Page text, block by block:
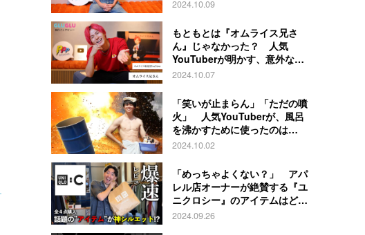
2024.10.09
もともとは『オムライス兄さ
ん』じゃなかった？ 人気
YouTuberが明かす、意外な過
去とは
2024.10.07
「笑いが止まらん」「ただの噴
火」 人気YouTuberが、風呂
を沸かすために使ったのは…
2024.10.02
「めっちゃよくない？」 アパ
レル店オーナーが絶賛する『ユ
ニクロシー』のアイテムはど
れ？
2024.09.26